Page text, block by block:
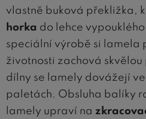
vlastně buková překližka,
horka do lehce
speciální výrobě si lamela
životnosti zachová
dílny se lamely dovážejí
paletách. Obsluha balíky
lamely upraví na